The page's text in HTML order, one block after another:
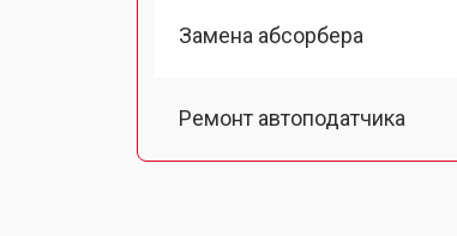
Замена абсорбера
Ремонт автоподатчика